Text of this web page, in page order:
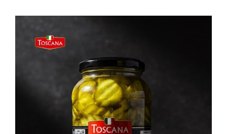
Verduras
Tomates